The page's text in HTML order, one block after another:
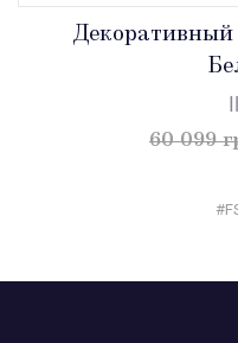
Декоративный
60 099